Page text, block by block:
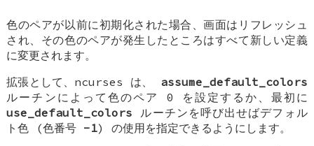
色のペアが以前に初期化された場合、画面はリフレッシュ
され、その色のペアが発生したところはすべて新しい定義
に変更されます。
拡張として、ncurses は、 assume_default_colors
ルーチンによって色のペア 0 を設定するか、最初に
use_default_colors ルーチンを呼び出せばデフォル
ト色 (色番号 -1) の使用を指定できるようにします。